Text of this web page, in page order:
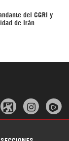
del CGRI y
de Irán
 
SECCIONES